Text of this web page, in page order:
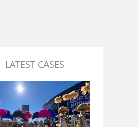
LATEST CASES